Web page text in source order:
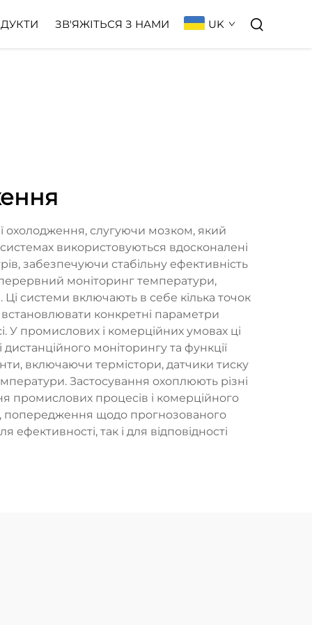
ЗВ'ЯЖІТЬСЯ З НАМИ UK
охолодження, слугуючи мозком, який
використовуються вдосконалені
забезпечуючи стабільну ефективність
моніторинг температури,
системи включають в себе кілька точок
конкретні параметри
У промислових і комерційних умовах ці
моніторингу та функції
включаючи термістори, датчики тиску
Застосування охоплюють різні
промислових процесів і комерційного
попередження щодо прогнозованого
так і для відповідності